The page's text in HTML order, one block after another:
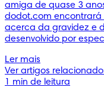
amiga de quase 3
dodot.com encontrará
acerca da gravidez e
desenvolvido por
Ler mais
Ver artigos
1 min de leitura